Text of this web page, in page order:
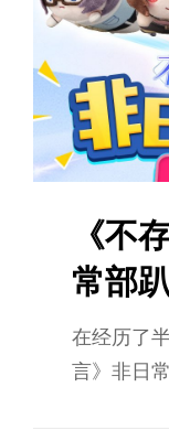
《不
常部
在经历了
言》非日